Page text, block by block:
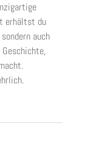
erhältst du
auch